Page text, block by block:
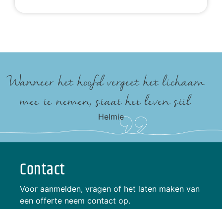
Wanneer het hoofd vergeet het lichaam
mee te nemen, staat het leven stil
Helmie
Contact
Voor aanmelden, vragen of het laten maken van
een offerte neem contact op.